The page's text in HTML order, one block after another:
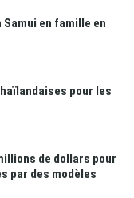
Samui en famille en
pour les
de dollars pour
par des modèles